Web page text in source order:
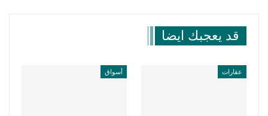
قد يعجبك ايضا
عقارات أسواق